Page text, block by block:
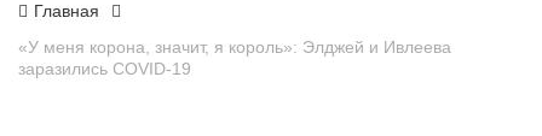
Главная
«У меня корона, значит, я король»: Элджей и Ивлеева
заразились COVID-19